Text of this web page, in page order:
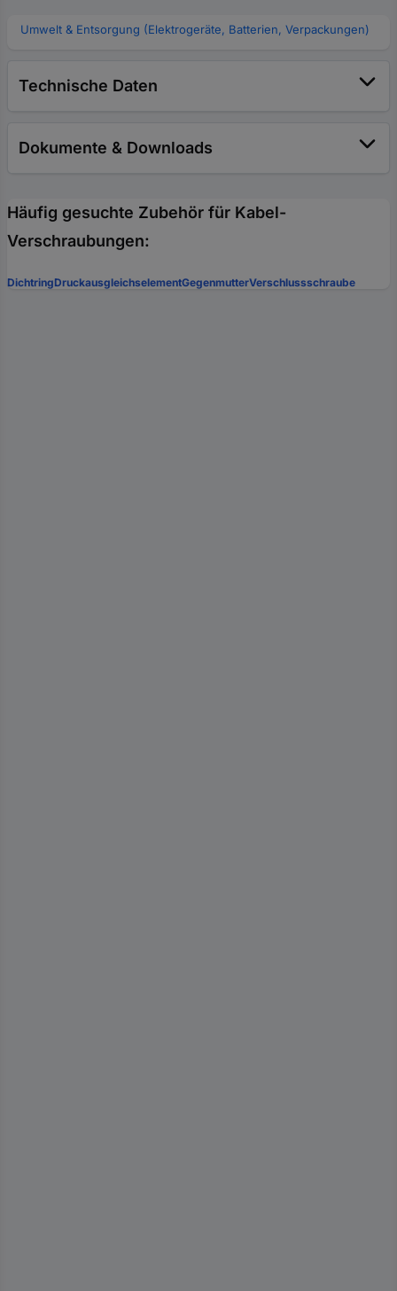
Umwelt & Entsorgung (Elektrogeräte, Batterien, Verpackungen)
Technische Daten
Dokumente & Downloads
Häufig gesuchte Zubehör für Kabel-
Verschraubungen:
DichtringDruckausgleichselementGegenmutterVerschlussschraube